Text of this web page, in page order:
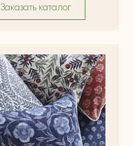
Заказать каталог